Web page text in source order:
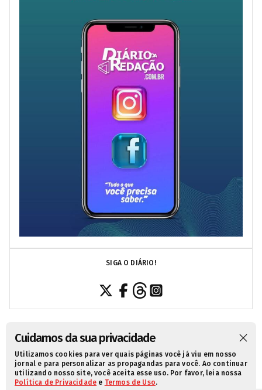
Cuidamos da sua privacidade
Utilizamos cookies para ver quais páginas você já viu em nosso
jornal e para personalizar as propagandas para você. Ao continuar
utilizando nosso site, você aceita esse uso. Por favor, leia nossa
Política de Privacidade e Termos de Uso.
SIGA O DIÁRIO!
SOBRE NÓSCONTATOPOLÍTICA DE PRIVACIDADE
TERMOS DE USO